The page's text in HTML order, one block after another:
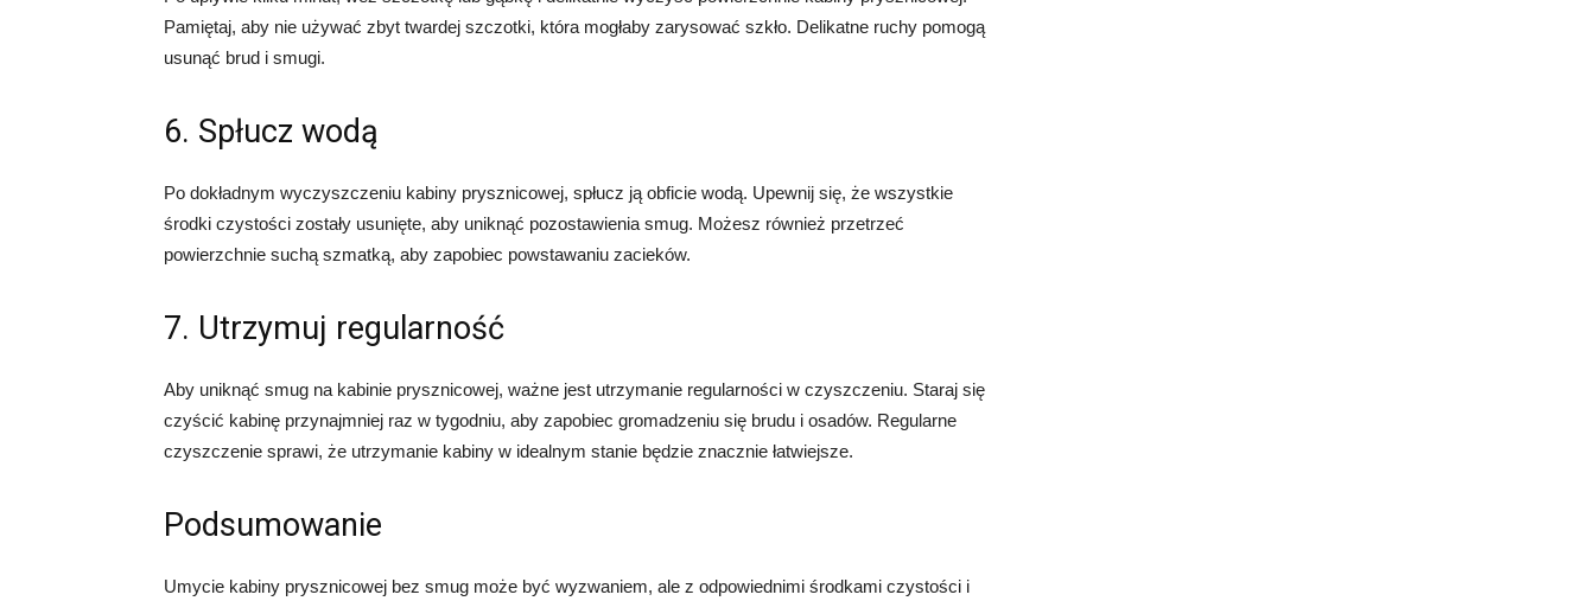
Pamiętaj, aby nie używać zbyt twardej szczotki, która mogłaby zarysować szkło. Delikatne ruchy pomogą
usunąć brud i smugi.
6. Spłucz wodą
Po dokładnym wyczyszczeniu kabiny prysznicowej, spłucz ją obficie wodą. Upewnij się, że wszystkie
środki czystości zostały usunięte, aby uniknąć pozostawienia smug. Możesz również przetrzeć
powierzchnie suchą szmatką, aby zapobiec powstawaniu zacieków.
7. Utrzymuj regularność
Aby uniknąć smug na kabinie prysznicowej, ważne jest utrzymanie regularności w czyszczeniu. Staraj się
czyścić kabinę przynajmniej raz w tygodniu, aby zapobiec gromadzeniu się brudu i osadów. Regularne
czyszczenie sprawi, że utrzymanie kabiny w idealnym stanie będzie znacznie łatwiejsze.
Podsumowanie
Umycie kabiny prysznicowej bez smug może być wyzwaniem, ale z odpowiednimi środkami czystości i